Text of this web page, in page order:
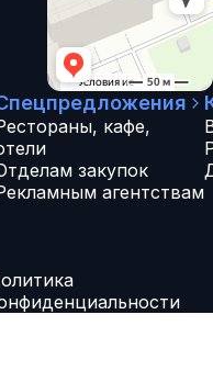
кафе,
закупок
агентствам